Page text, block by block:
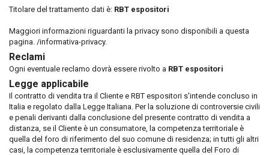
Titolare del trattamento dati è: RBT espositori
Maggiori informazioni riguardanti la privacy sono disponibili a questa
pagina. /informativa-privacy.
Reclami
Ogni eventuale reclamo dovrà essere rivolto a RBT espositori
Legge applicabile
Il contratto di vendita tra il Cliente e RBT espositori s'intende concluso in
Italia e regolato dalla Legge Italiana. Per la soluzione di controversie civili
e penali derivanti dalla conclusione del presente contratto di vendita a
distanza, se il Cliente è un consumatore, la competenza territoriale è
quella del foro di riferimento del suo comune di residenza; in tutti gli altri
casi, la competenza territoriale è esclusivamente quella del Foro di